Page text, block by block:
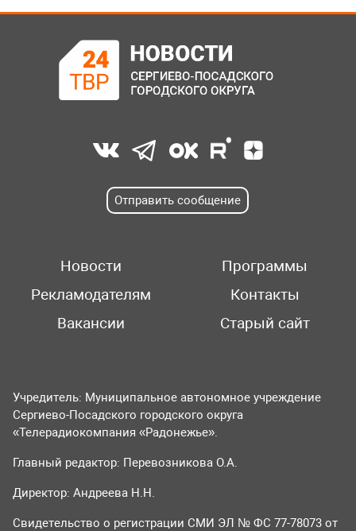
Отправить сообщение
Новости
Программы
Рекламодателям
Контакты
Вакансии
Старый сайт
Учредитель: Муниципальное автономное учреждение
Сергиево-Посадского городского округа
«Телерадиокомпания «Радонежье».
Главный редактор: Перевозникова О.А.
Директор: Андреева Н.Н.
Свидетельство о регистрации СМИ ЭЛ № ФС 77-78073 от